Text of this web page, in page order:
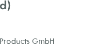
GmbH